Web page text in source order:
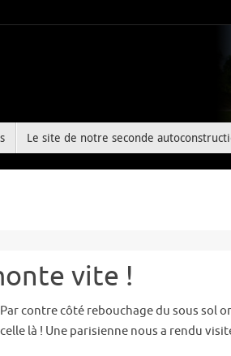
Le site de notre seconde
vite !
Par contre côté rebouchage du sous sol
celle là ! Une parisienne nous a rendu